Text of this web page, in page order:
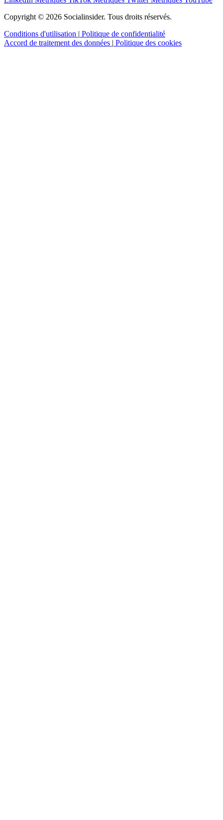
Copyright © 2026 Socialinsider. Tous droits réservés.
Conditions d'utilisation | Politique de confidentialité
Accord de traitement des données | Politique des cookies